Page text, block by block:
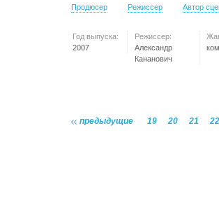
Продюсер Режиссер Автор
Год выпуска:
2007
Режиссер:
Александр
Кананович
предыдущие 19 20 21 22